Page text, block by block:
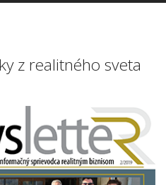
z realitného sveta